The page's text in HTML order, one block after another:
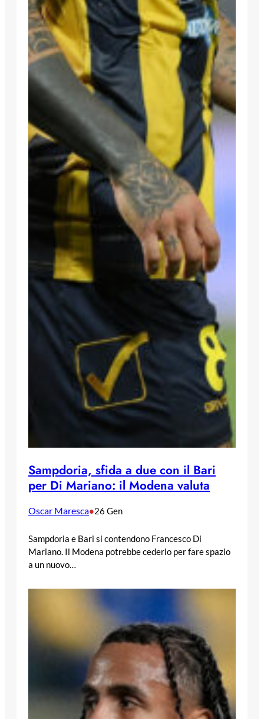
Sampdoria, sfida a due con il Bari
per Di Mariano: il Modena valuta
Oscar Maresca•26 Gen
Sampdoria e Bari si contendono Francesco Di
Mariano. Il Modena potrebbe cederlo per fare spazio
a un nuovo…